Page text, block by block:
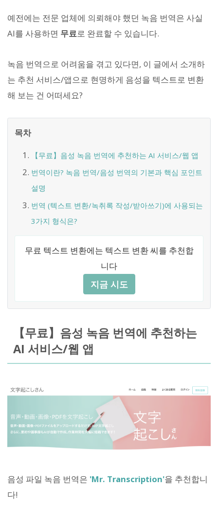
예전에는 전문 업체에 의뢰해야 했던 녹음 번역은 사실
AI를 사용하면 무료로 완료할 수 있습니다.
녹음 번역으로 어려움을 겪고 있다면, 이 글에서 소개하
는 추천 서비스/앱으로 현명하게 음성을 텍스트로 변환
해 보는 건 어떠세요?
목차
【무료】음성 녹음 번역에 추천하는 AI 서비스/웹 앱
번역이란? 녹음 번역/음성 번역의 기본과 핵심 포인트
설명
번역 (텍스트 변환/녹취록 작성/받아쓰기)에 사용되는
3가지 형식은?
무료 텍스트 변환에는 텍스트 변환 씨를 추천합
니다
지금 시도
【무료】음성 녹음 번역에 추천하는
AI 서비스/웹 앱
음성 파일 녹음 번역은 'Mr. Transcription'을 추천합니
다!